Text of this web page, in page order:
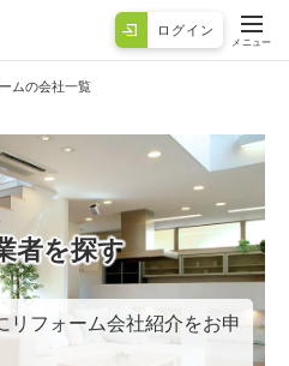
ログイン
メニュー
ムの会社一覧
者を探す
リフォーム会社紹介をお申